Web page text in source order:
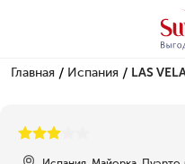
Главная / Испания / LAS